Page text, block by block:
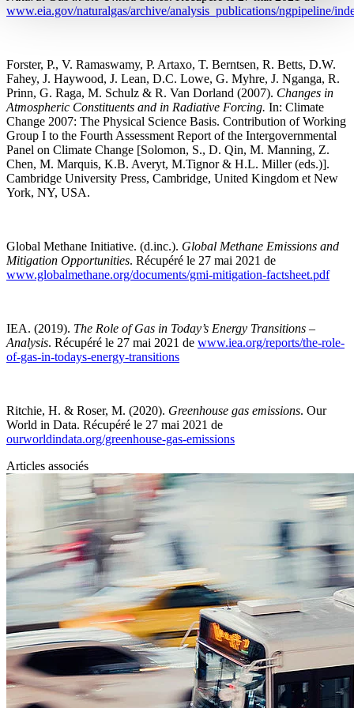
www.eia.gov/naturalgas/archive/analysis_publications/ngpipeline/
Forster, P., V. Ramaswamy, P. Artaxo, T. Berntsen, R. Betts, D.W.
Fahey, J. Haywood, J. Lean, D.C. Lowe, G. Myhre, J. Nganga, R.
Prinn, G. Raga, M. Schulz & R. Van Dorland (2007). Changes in
Atmospheric Constituents and in Radiative Forcing. In: Climate
Change 2007: The Physical Science Basis. Contribution of Working
Group I to the Fourth Assessment Report of the Intergovernmental
Panel on Climate Change [Solomon, S., D. Qin, M. Manning, Z.
Chen, M. Marquis, K.B. Averyt, M.Tignor & H.L. Miller (eds.)].
Cambridge University Press, Cambridge, United Kingdom et New
York, NY, USA.
Global Methane Initiative. (d.inc.). Global Methane Emissions and
Mitigation Opportunities. Récupéré le 27 mai 2021 de
www.globalmethane.org/documents/gmi-mitigation-factsheet.pdf
IEA. (2019). The Role of Gas in Today’s Energy Transitions –
Analysis. Récupéré le 27 mai 2021 de www.iea.org/reports/the-role-
of-gas-in-todays-energy-transitions
Ritchie, H. & Roser, M. (2020). Greenhouse gas emissions. Our
World in Data. Récupéré le 27 mai 2021 de
ourworldindata.org/greenhouse-gas-emissions
Articles associés